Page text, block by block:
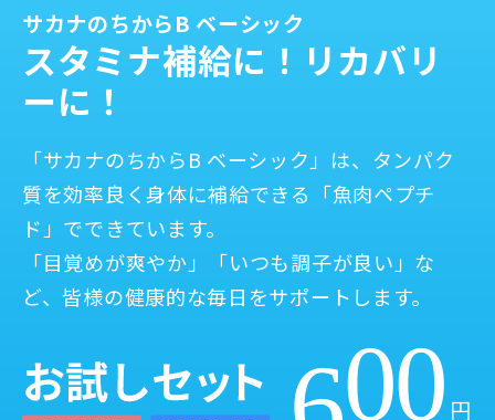
サカナのちからB ベーシック
スタミナ補給に！ リカバリ
ーに！
「サカナのちからB ベーシック」は、タンパク
質を効率良く身体に補給できる「魚肉ペプチ
ド」でできています。
「目覚めが爽やか」「いつも調子が良い」な
ど、皆様の健康的な毎日をサポートします。